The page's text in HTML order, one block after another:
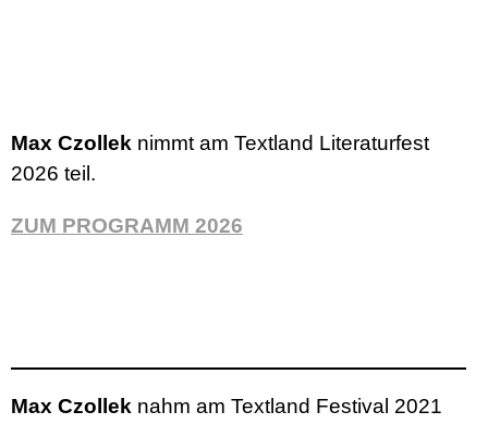
Max Czollek nimmt am Textland Literaturfest
2026 teil.
ZUM PROGRAMM 2026
Max Czollek nahm am Textland Festival 2021